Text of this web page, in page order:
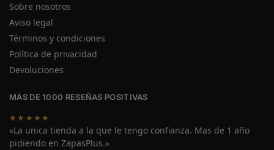
Sobre nosotros
Aviso legal
Términos y condiciones
Política de privacidad
Devoluciones
MÁS DE 1000 RESEÑAS POSITIVAS
★★★★★
«La unica tienda a la que le tengo confianza. Mas de 1 año
pidiendo en ZapasPlus.»